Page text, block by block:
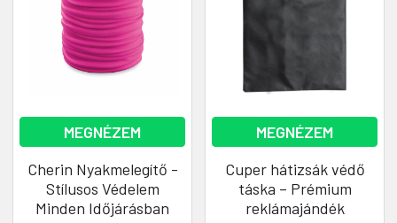
MEGNÉZEM
Cherin Nyakmelegítő -
Stílusos Védelem
Minden Időjárásban
MEGNÉZEM
Cuper hátizsák védő
táska – Prémium
reklámajándék